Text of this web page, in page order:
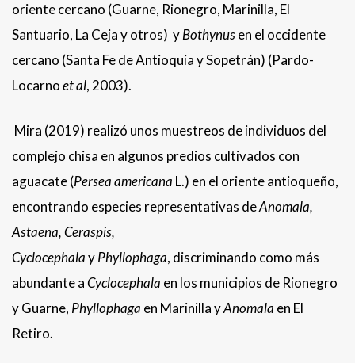
oriente cercano (Guarne, Rionegro, Marinilla, El
Santuario, La Ceja y otros) yBothynusen el occidente
cercano (Santa Fe de Antioquia y Sopetrán) (Pardo-
Locarnoet al, 2003).
Mira (2019) realizó unos muestreos de individuos del
complejo chisa en algunos predios cultivados con
aguacate (Persea americana L.) en el oriente antioqueño,
encontrando especies representativas deAnomala,
Astaena, Ceraspis,
CyclocephalayPhyllophaga, discriminando como más
abundante aCyclocephala en los municipios de Rionegro
y Guarne, Phyllophaga en Marinilla yAnomala en El
Retiro.